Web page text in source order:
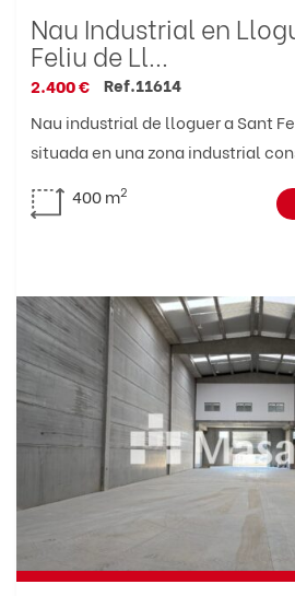
Nau Industrial en
Feliu de Ll...
Ref.11614
2.400 €
Nau industrial de lloguer a Sant
situada en una zona industrial
400 m2